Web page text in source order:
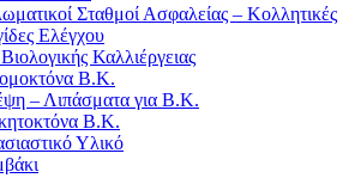
Σταθμοί Ασφαλείας – Κολλητικές
Ελέγχου
Καλλιέργειας
Β.Κ.
– Λιπάσματα για Β.Κ.
Β.Κ.
Υλικό